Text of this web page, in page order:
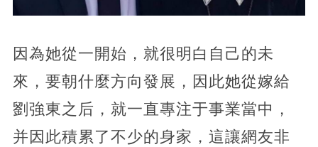
因為她從一開始，就很明白自己的未
來，要朝什麼方向發展，因此她從嫁給
劉強東之后，就一直專注于事業當中，
并因此積累了不少的身家，這讓網友非